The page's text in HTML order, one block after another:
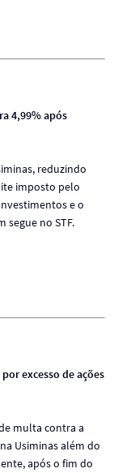
4,99% após
reduzindo
imposto pelo
e o
segue no STF.
excesso de ações
multa contra a
Usiminas além do
após o fim do